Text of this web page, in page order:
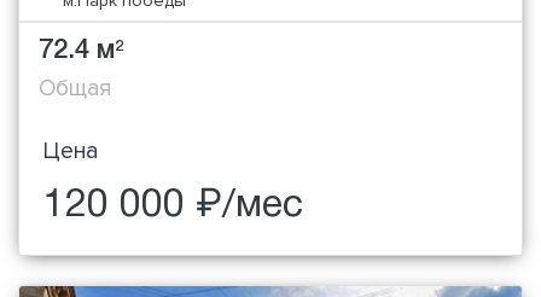
72.4 м2
Общая
Цена
120 000 ₽/мес